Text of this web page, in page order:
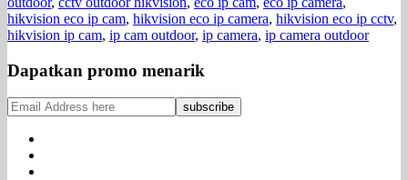
hikvision eco ip cam, hikvision eco ip camera, hikvision eco ip cctv,
hikvision ip cam, ip cam outdoor, ip camera, ip camera outdoor
Dapatkan promo menarik